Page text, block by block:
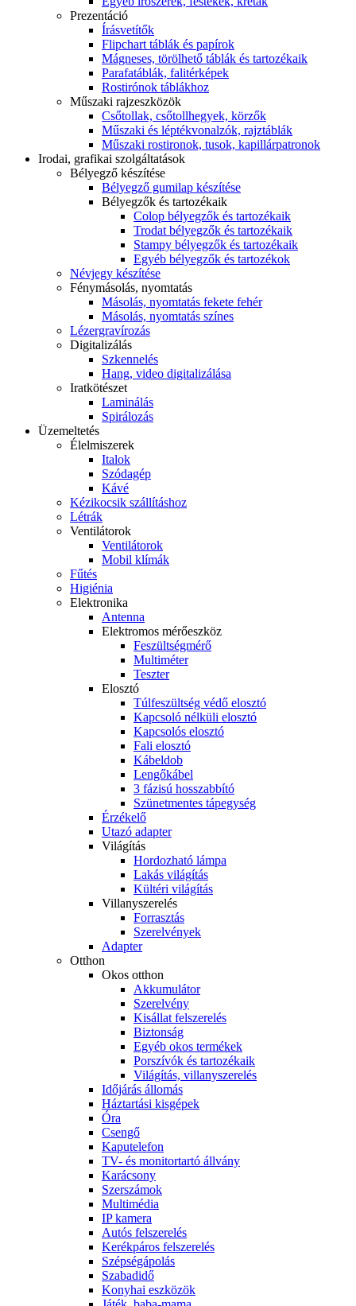
Prezentáció
Írásvetítők
Flipchart táblák és papírok
Mágneses, törölhető táblák és tartozékaik
Parafatáblák, falitérképek
Rostirónok táblákhoz
Műszaki rajzeszközök
Csőtollak, csőtollhegyek, körzők
Műszaki és léptékvonalzók, rajztáblák
Műszaki rostironok, tusok, kapillárpatronok
Irodai, grafikai szolgáltatások
Bélyegző készítése
Bélyegző gumilap készítése
Bélyegzők és tartozékaik
Colop bélyegzők és tartozékaik
Trodat bélyegzők és tartozékaik
Stampy bélyegzők és tartozékaik
Egyéb bélyegzők és tartozékok
Névjegy készítése
Fénymásolás, nyomtatás
Másolás, nyomtatás fekete fehér
Másolás, nyomtatás színes
Lézergravírozás
Digitalizálás
Szkennelés
Hang, video digitalizálása
Iratkötészet
Laminálás
Spirálozás
Üzemeltetés
Élelmiszerek
Italok
Szódagép
Kávé
Kézikocsik szállításhoz
Létrák
Ventilátorok
Ventilátorok
Mobil klímák
Fűtés
Higiénia
Elektronika
Antenna
Elektromos mérőeszköz
Feszültségmérő
Multiméter
Teszter
Elosztó
Túlfeszültség védő elosztó
Kapcsoló nélküli elosztó
Kapcsolós elosztó
Fali elosztó
Kábeldob
Lengőkábel
3 fázisú hosszabbító
Szünetmentes tápegység
Érzékelő
Utazó adapter
Világítás
Hordozható lámpa
Lakás világítás
Kültéri világítás
Villanyszerelés
Forrasztás
Szerelvények
Adapter
Otthon
Okos otthon
Akkumulátor
Szerelvény
Kisállat felszerelés
Biztonság
Egyéb okos termékek
Porszívók és tartozékaik
Világítás, villanyszerelés
Időjárás állomás
Háztartási kisgépek
Óra
Csengő
Kaputelefon
TV- és monitortartó állvány
Karácsony
Szerszámok
Multimédia
IP kamera
Autós felszerelés
Kerékpáros felszerelés
Szépségápolás
Szabadidő
Konyhai eszközök